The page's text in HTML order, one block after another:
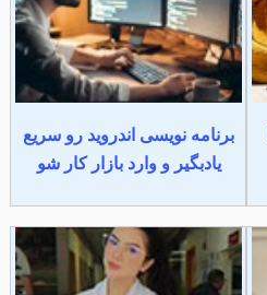
برنامه نویسی اندروید رو سریع
یادبگیر و وارد بازار کار شو